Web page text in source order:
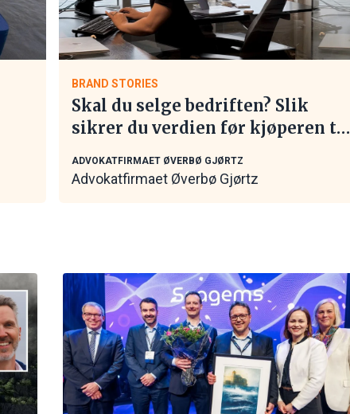
BRAND STORIES
Skal du selge bedriften? Slik
sikrer du verdien før kjøperen tar
ADVOKATFIRMAET ØVERBØ GJØRTZ
Advokatfirmaet Øverbø Gjørtz